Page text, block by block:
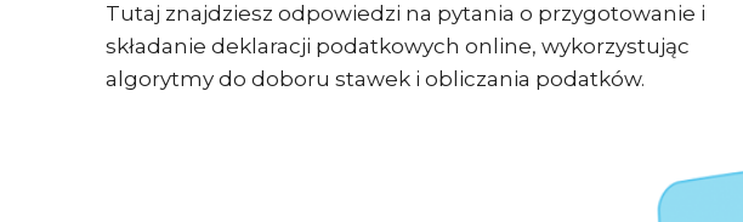
Tutaj znajdziesz odpowiedzi na pytania o przygotowanie i
składanie deklaracji podatkowych online, wykorzystując
algorytmy do doboru stawek i obliczania podatków.